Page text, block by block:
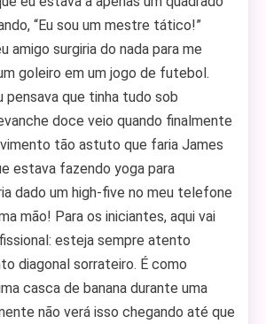
“Eu sou um mestre tático!”
amigo surgiria do nada para me
goleiro em um jogo de futebol.
pensava que tinha tudo sob
doce veio quando finalmente
tão astuto que faria James
estava fazendo yoga para
dado um high-five no meu telefone
mão! Para os iniciantes, aqui vai
esteja sempre atento
diagonal sorrateiro. É como
casca de banana durante uma
não verá isso chegando até que